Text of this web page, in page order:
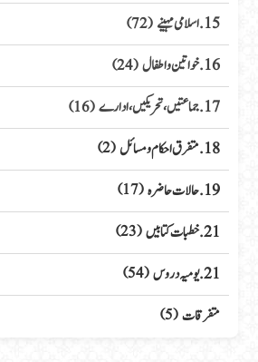
15. اسلامی مہینے (72)
16. خواتین واطفال (24)
17. جماعتیں، تحریکیں، ادارے (16)
18. متفرق احکام ومسائل (2)
19. حالات حاضرہ (17)
21. خطبات کتابیں (23)
21. یومیہ دروس (54)
متفرقات (5)